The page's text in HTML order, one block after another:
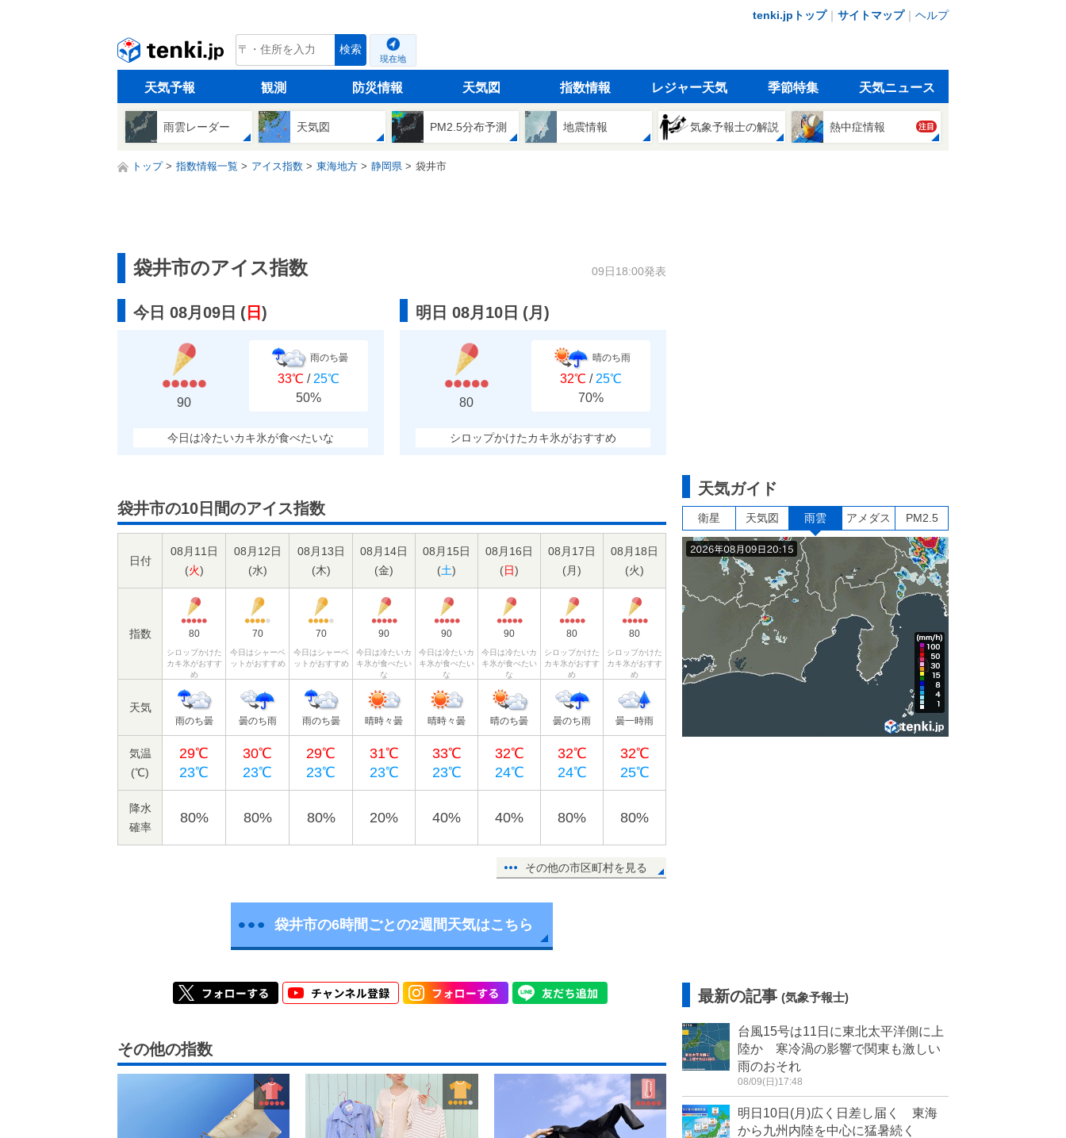
tenki.jpトップ｜ サイトマップ｜ ヘルプ
tenki.jp 検索
現在地
天気予報 観測 防災情報 天気図 指数情報 レジャー天気 季節特集 天気ニュース
雨雲レーダー 天気図 PM2.5分布予測 地震情報 気象予報士の解説 熱中症情報 注目
トップ 指数情報一覧 アイス指数 東海地方 静岡県 袋井市
袋井市のアイス指数 09日18:00発表
今日 08月09日 ( 日 )
90
雨のち曇
33℃ / 25℃
50%
今日は冷たいカキ氷が食べたいな
明日 08月10日 (月 )
80
晴のち雨
32℃ / 25℃
70%
シロップかけたカキ氷がおすすめ
袋井市の10日間のアイス指数
日付
08月11日
(火)
08月12日
(水)
08月13日
(木)
08月14日
(金)
08月15日
(土)
08月16日
(日)
08月17日
(月)
08月18日
(火)
指数 80
シロップかけた
カキ氷がおすす
め
70
今日はシャーベ
ットがおすすめ
70
今日はシャーベ
ットがおすすめ
90
今日は冷たいカ
キ氷が食べたい
な
90
今日は冷たいカ
キ氷が食べたい
な
90
今日は冷たいカ
キ氷が食べたい
な
80
シロップかけた
カキ氷がおすす
め
80
シロップかけた
カキ氷がおすす
め
天気
雨のち曇 曇のち雨 雨のち曇 晴時々曇 晴時々曇 晴のち曇 曇のち雨 曇一時雨
気温
(℃)
29℃
23℃
30℃
23℃
29℃
23℃
31℃
23℃
33℃
23℃
32℃
24℃
32℃
24℃
32℃
25℃
降水
確率
80% 80% 80% 20% 40% 40% 80% 80%
その他の市区町村を見る
袋井市の6時間ごとの2週間天気はこちら
その他の指数
天気ガイド
衛星 天気図 雨雲 アメダス PM2.5
最新の記事 (気象予報士)
台風15号は11日に東北太平洋側に上
陸か 寒冷渦の影響で関東も激しい
雨のおそれ
08/09(日)17:48
明日10日(月)広く日差し届く 東海
から九州内陸を中心に猛暑続く